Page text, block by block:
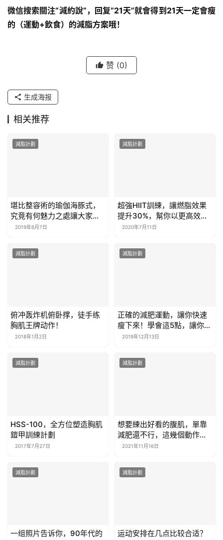
微信搜索關注“減約說”，回复“21天”就會得到21天一定會瘦
的（運動+飲食）的減脂方案哦！
赞 (0)
生成海报
相关推荐
減脂計劃
堪比整容術的瑜伽海豚式，
究竟有何魅力之處讓大家如
此吹捧？
2019年6月7日
減脂計劃
超強HIIT訓練，讓燃脂效果
提升30%，幫你以更高效的
方式瘦下來
2020年7月11日
減脂計劃
俯冲轰炸机俯卧撑，徒手练
胸肌王牌动作！
2018年1月2日
減脂計劃
正確的減肥運動，讓你快速
瘦下來！學會這5點，讓你加
速燃脂
2019年12月13日
減脂計劃
HSS-100，全方位塑造胸肌
鎧甲訓練計劃
2017年7月27日
減脂計劃
想要練出好看的腹肌，單靠
減肥還不行，這幾個動作幫
你虐出鯊魚線
2021年11月16日
減脂計劃
一组照片告诉你，90年代的
減脂計劃
运动安排在几点比较合适？